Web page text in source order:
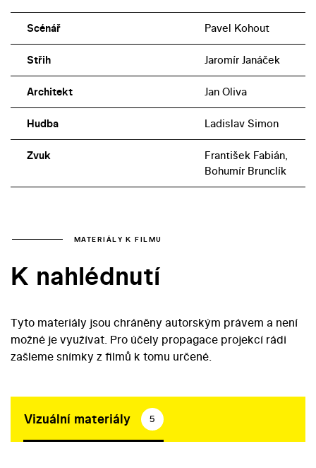
Scénář Pavel Kohout
Střih Jaromír Janáček
Architekt Jan Oliva
Hudba Ladislav Simon
Zvuk
František Fabián,
Bohumír Brunclík
MATERIÁLY K FILMU
K nahlédnutí
Tyto materiály jsou chráněny autorským právem a není
možné je využívat. Pro účely propagace projekcí rádi
zašleme snímky z filmů k tomu určené.
Vizuální materiály 5